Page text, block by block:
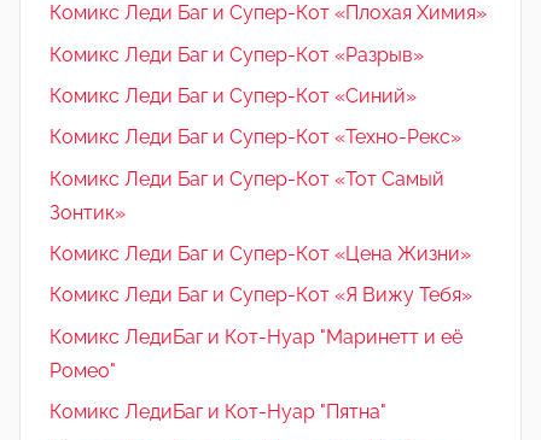
Комикс Леди Баг и Супер-Кот «Плохая Химия»
Комикс Леди Баг и Супер-Кот «Разрыв»
Комикс Леди Баг и Супер-Кот «Синий»
Комикс Леди Баг и Супер-Кот «Техно-Рекс»
Комикс Леди Баг и Супер-Кот «Тот Самый
Зонтик»
Комикс Леди Баг и Супер-Кот «Цена Жизни»
Комикс Леди Баг и Супер-Кот «Я Вижу Тебя»
Комикс ЛедиБаг и Кот-Нуар "Маринетт и её
Ромео"
Комикс ЛедиБаг и Кот-Нуар "Пятна"